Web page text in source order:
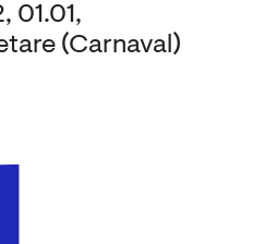
01.01,
(Carnaval)